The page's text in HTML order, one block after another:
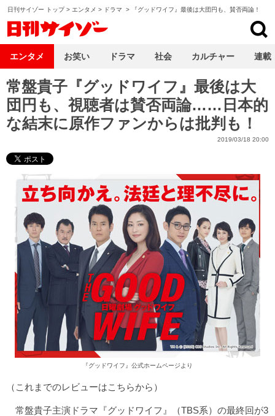
日刊サイゾー トップ> エンタメ > ドラマ > 『グッドワイフ』最後は大団円も、賛否両論！
常盤貴子『グッドワイフ』最後は大
団円も、視聴者は賛否両論……日本的
な結末に原作ファンからは批判も！
2019/03/18 20:00
『グッドワイフ』公式ホームページより
（これまでのレビューはこちらから ）
常盤貴子主演ドラマ『グッドワイフ』（TBS系）の最終回が3
エンタメ お笑い ドラマ 社会 カルチャー 連載